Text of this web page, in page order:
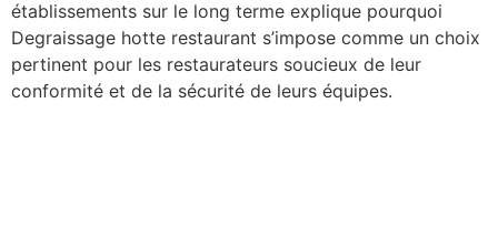
établissements sur le long terme explique pourquoi
Degraissage hotte restaurant s’impose comme un choix
pertinent pour les restaurateurs soucieux de leur
conformité et de la sécurité de leurs équipes.